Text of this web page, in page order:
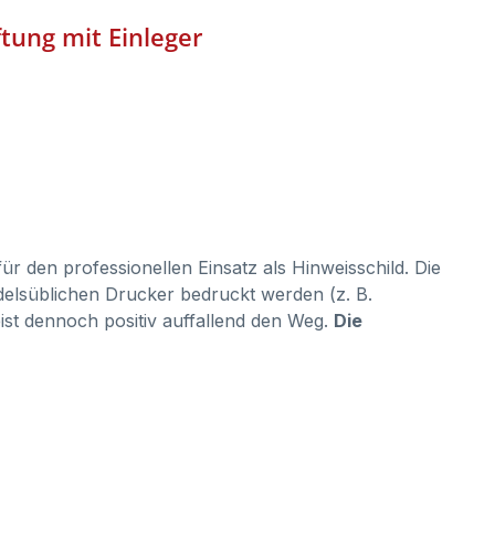
mit Einleger
den professionellen Einsatz als Hinweisschild. Die
Drucker bedruckt werden (z. B.
dennoch positiv auffallend den Weg. Die